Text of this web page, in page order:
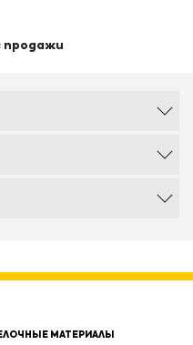
продажи
МАТЕРИАЛЫ